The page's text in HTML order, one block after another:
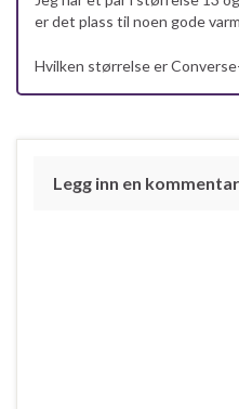
er det plass til noen gode
Hvilken størrelse er
Legg inn en kommentar